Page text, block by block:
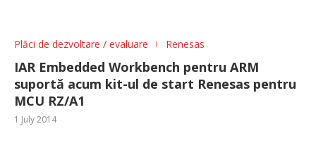
Plăci de dezvoltare / evaluare Renesas
IAR Embedded Workbench pentru ARM
suportă acum kit-ul de start Renesas pentru
MCU RZ/A1
1 July 2014